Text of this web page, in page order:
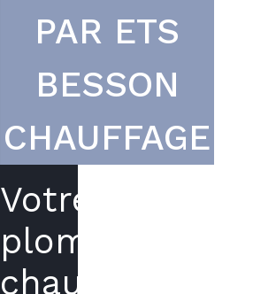
PAR ETS
BESSON
CHAUFFAGE
Votre
plombier
chauffagiste